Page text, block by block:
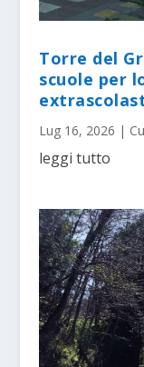
Torre del
scuole per
Lug 16, 2026 |
leggi tutto